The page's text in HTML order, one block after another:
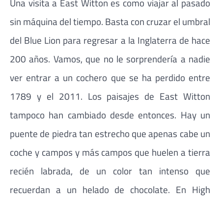
sin máquina del tiempo. Basta con cruzar el umbral
del Blue Lion para regresar a la Inglaterra de hace
200 años. Vamos, que no le sorprendería a nadie
ver entrar a un cochero que se ha perdido entre
1789 y el 2011. Los paisajes de East Witton
tampoco han cambiado desde entonces. Hay un
puente de piedra tan estrecho que apenas cabe un
coche y campos y más campos que huelen a tierra
recién labrada, de un color tan intenso que
recuerdan a un helado de chocolate. En High